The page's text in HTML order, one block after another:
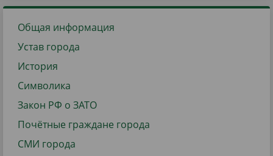
Общая информация
Устав города
История
Символика
Закон РФ о ЗАТО
Почётные граждане города
СМИ города